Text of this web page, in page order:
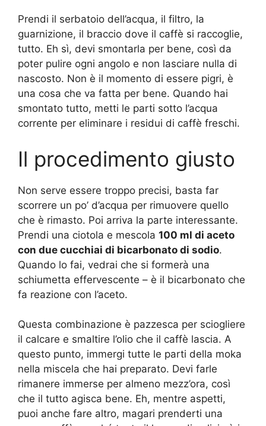
Prendi il serbatoio dell’acqua, il filtro, la
guarnizione, il braccio dove il caffè si raccoglie,
tutto. Eh sì, devi smontarla per bene, così da
poter pulire ogni angolo e non lasciare nulla di
nascosto. Non è il momento di essere pigri, è
una cosa che va fatta per bene. Quando hai
smontato tutto, metti le parti sotto l’acqua
corrente per eliminare i residui di caffè freschi.
Il procedimento giusto
Non serve essere troppo precisi, basta far
scorrere un po’ d’acqua per rimuovere quello
che è rimasto. Poi arriva la parte interessante.
Prendi una ciotola e mescola 100 ml di aceto
con due cucchiai di bicarbonato di sodio.
Quando lo fai, vedrai che si formerà una
schiumetta effervescente – è il bicarbonato che
fa reazione con l’aceto.
Questa combinazione è pazzesca per sciogliere
il calcare e smaltire l’olio che il caffè lascia. A
questo punto, immergi tutte le parti della moka
nella miscela che hai preparato. Devi farle
rimanere immerse per almeno mezz’ora, così
che il tutto agisca bene. Eh, mentre aspetti,
puoi anche fare altro, magari prenderti una